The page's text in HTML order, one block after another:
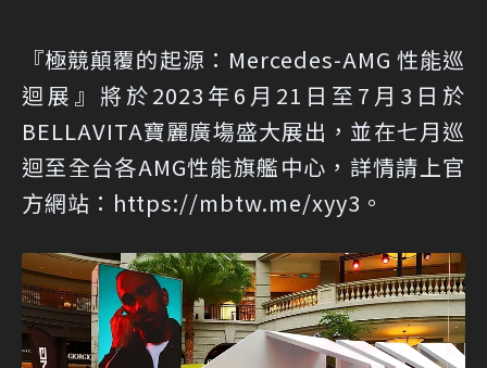
『極競顛覆的起源：Mercedes-AMG 性能巡
迴展』將於2023年6月21日至7月3日於
BELLAVITA寶麗廣塲盛大展出，並在七月巡
迴至全台各AMG性能旗艦中心，詳情請上官
方網站： https://mbtw.me/xyy3 。